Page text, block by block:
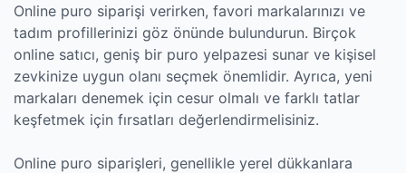
Online puro siparişi verirken, favori markalarınızı ve
tadım profillerinizi göz önünde bulundurun. Birçok
online satıcı, geniş bir puro yelpazesi sunar ve kişisel
zevkinize uygun olanı seçmek önemlidir. Ayrıca, yeni
markaları denemek için cesur olmalı ve farklı tatlar
keşfetmek için fırsatları değerlendirmelisiniz.
Online puro siparişleri, genellikle yerel dükkanlara